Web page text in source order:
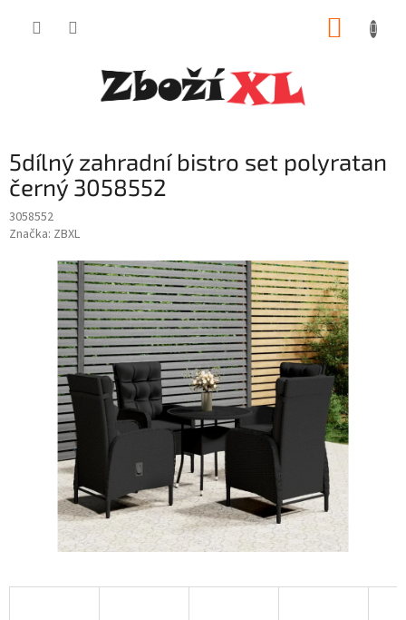
5dílný zahradní bistro set polyratan
černý 3058552
3058552
Značka: ZBXL